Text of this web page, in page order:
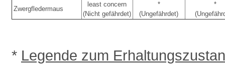
Zwergfledermaus
least concern
(Nicht gefährdet)
*
(Ungefährdet)
*
* Legende zum